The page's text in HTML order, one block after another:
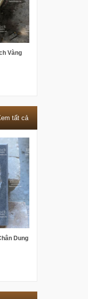
Vàng
tất cả
Dung